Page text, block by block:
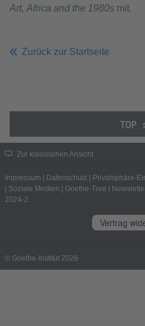
Art, Africa and the 1980s mit.
Zurück zur Startseite
TOP
Zur klassischen Ansicht
Impressum Datenschutz Privatsphäre-
Soziale Medien Goethe-Tree
2024-2
Vertrag
© Goethe-Institut 2026